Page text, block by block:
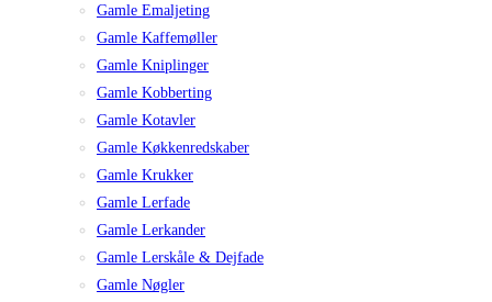
Gamle Emaljeting
Gamle Kaffemøller
Gamle Kniplinger
Gamle Kobberting
Gamle Kotavler
Gamle Køkkenredskaber
Gamle Krukker
Gamle Lerfade
Gamle Lerkander
Gamle Lerskåle & Dejfade
Gamle Nøgler